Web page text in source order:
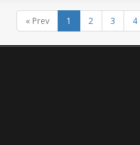
« Prev 1 2 3 4